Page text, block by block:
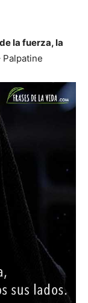
la fuerza, la
Palpatine